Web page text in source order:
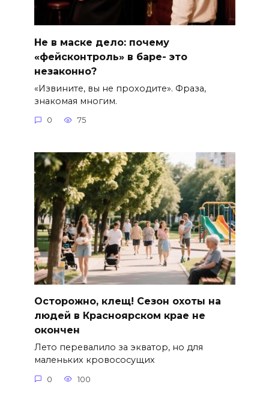
Не в маске дело: почему
«фейсконтроль» в баре- это
незаконно?
«Извините, вы не проходите». Фраза,
знакомая многим.
0 75
Осторожно, клещ! Сезон охоты на
людей в Красноярском крае не
окончен
Лето перевалило за экватор, но для
маленьких кровососущих
0 100